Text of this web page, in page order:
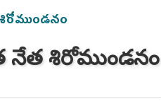
నేత శిరోముండనం